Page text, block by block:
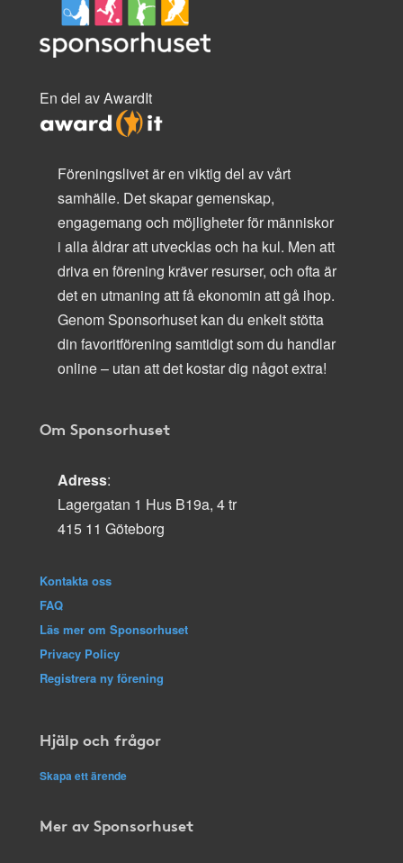
En del av AwardIt
Föreningslivet är en viktig del av vårt
samhälle. Det skapar gemenskap,
engagemang och möjligheter för människor
i alla åldrar att utvecklas och ha kul. Men att
driva en förening kräver resurser, och ofta är
det en utmaning att få ekonomin att gå ihop.
Genom Sponsorhuset kan du enkelt stötta
din favoritförening samtidigt som du handlar
online – utan att det kostar dig något extra!
Om Sponsorhuset
Adress:
Lagergatan 1 Hus B19a, 4 tr
415 11 Göteborg
Kontakta oss
FAQ
Läs mer om Sponsorhuset
Privacy Policy
Registrera ny förening
Hjälp och frågor
Skapa ett ärende
Mer av Sponsorhuset